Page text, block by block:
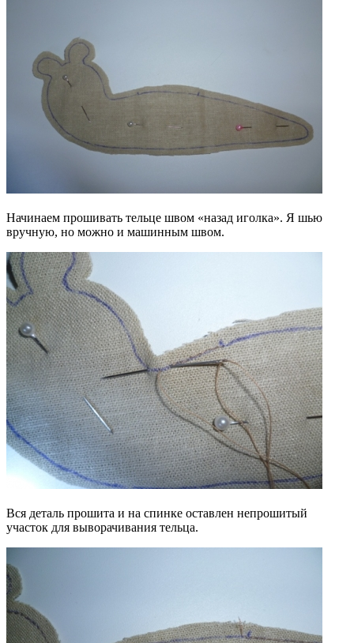
Начинаем прошивать тельце швом «назад иголка». Я шью
вручную, но можно и машинным швом.
Вся деталь прошита и на спинке оставлен непрошитый
участок для выворачивания тельца.